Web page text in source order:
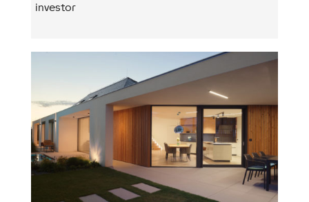
investor